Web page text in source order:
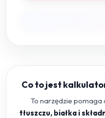
Co to jest
To narzędzie pomaga
tłuszczu, białka i